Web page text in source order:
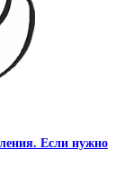
Если нужно